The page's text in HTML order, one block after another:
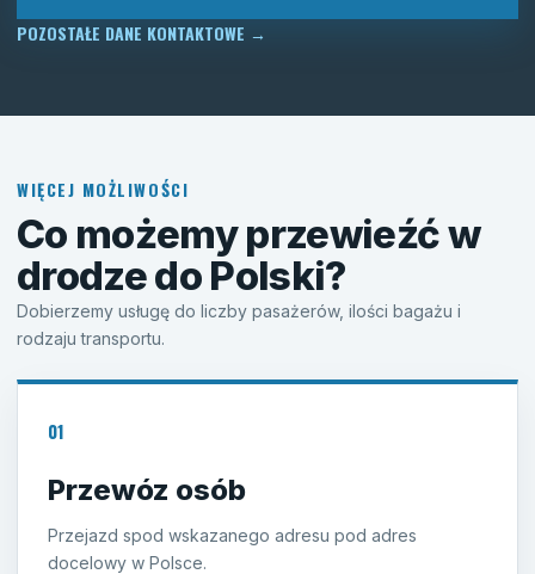
POZOSTAŁE DANE KONTAKTOWE →
WIĘCEJ MOŻLIWOŚCI
Co możemy przewieźć w
drodze do Polski?
Dobierzemy usługę do liczby pasażerów, ilości bagażu i
rodzaju transportu.
01
Przewóz osób
Przejazd spod wskazanego adresu pod adres
docelowy w Polsce.